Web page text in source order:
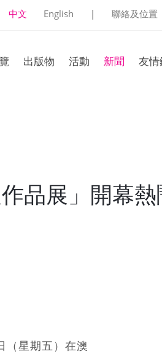
中文 English | 聯絡及位置
出版物 活動 新聞 友
品展」開幕
（星期五）在澳